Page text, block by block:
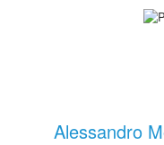
Alessandro